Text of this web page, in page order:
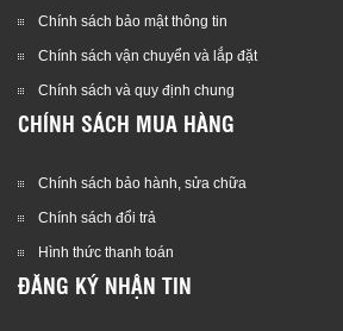
Chính sách bảo mật thông tin
Chính sách vận chuyển và lắp đặt
Chính sách và quy định chung
CHÍNH SÁCH MUA HÀNG
Chính sách bảo hành, sửa chữa
Chính sách đổi trả
Hình thức thanh toán
ĐĂNG KÝ NHẬN TIN